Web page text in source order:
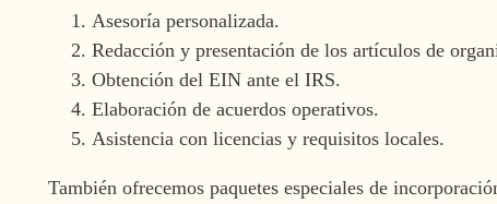
Asesoría personalizada.
Redacción y presentación de los artículos de
Obtención del EIN ante el IRS.
Elaboración de acuerdos operativos.
Asistencia con licencias y requisitos locales.
También ofrecemos paquetes especiales de